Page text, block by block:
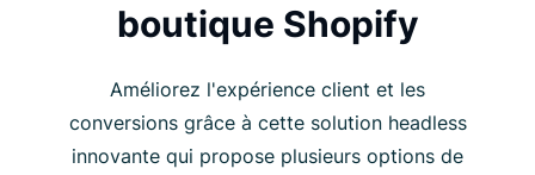
boutique Shopify
Améliorez l'expérience client et les
conversions grâce à cette solution headless
innovante qui propose plusieurs options de